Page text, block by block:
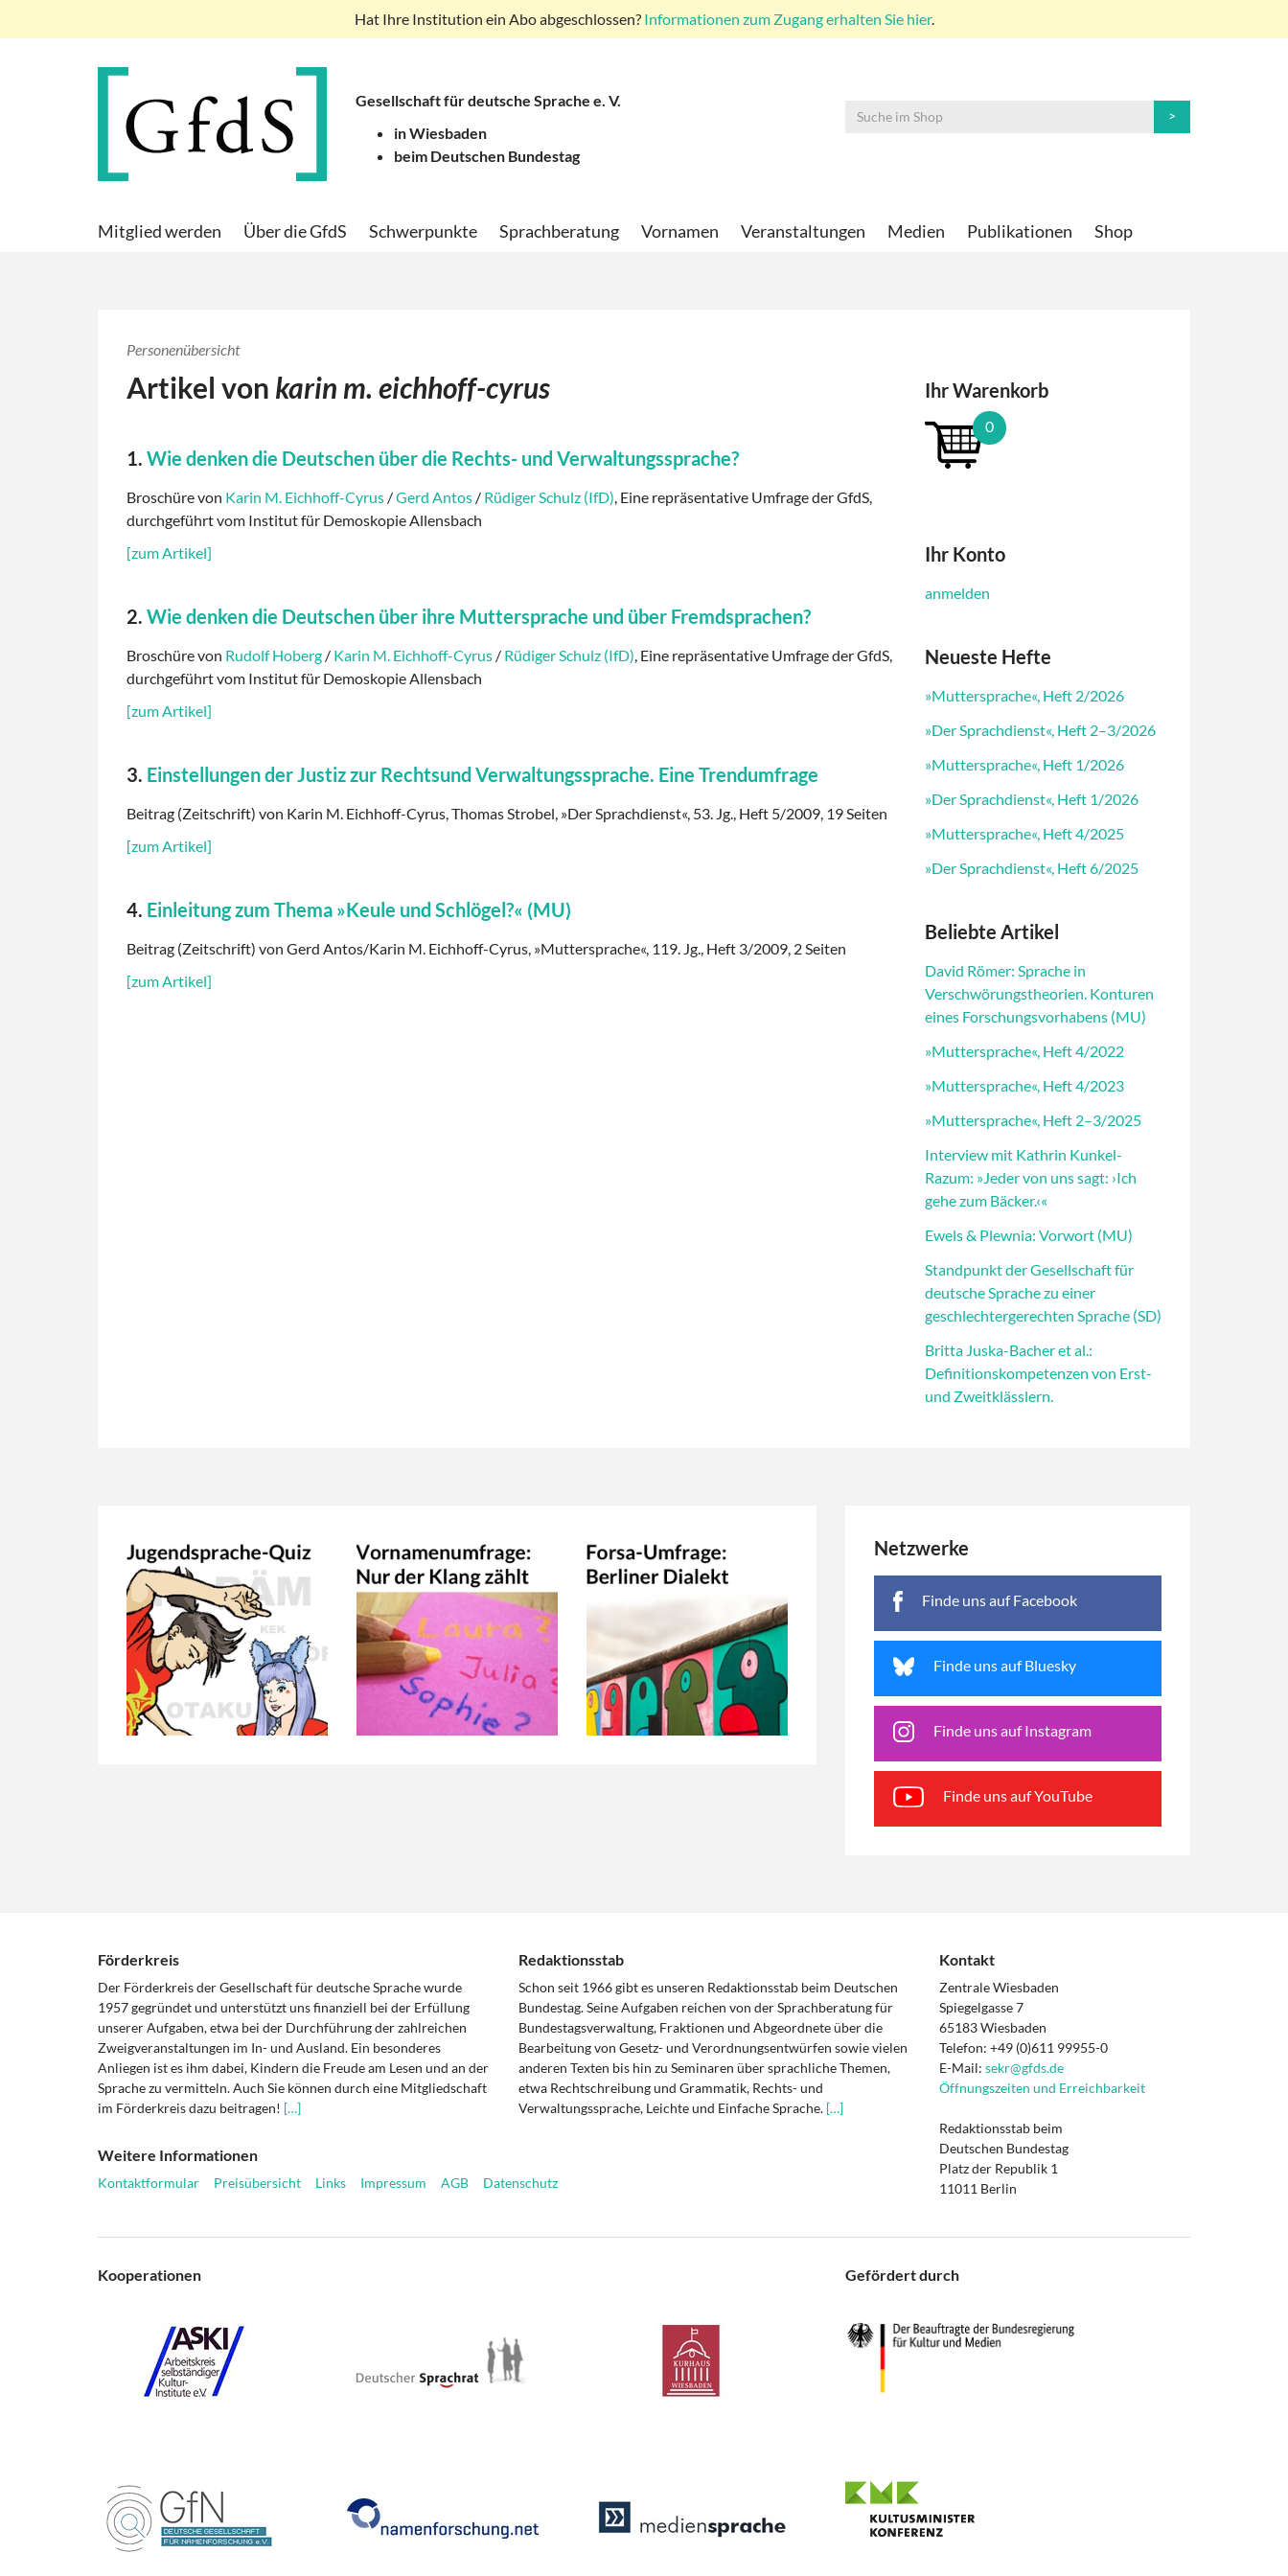
Hat Ihre Institution ein Abo abgeschlossen? Informationen zum Zugang erhalten Sie hier.
Gesellschaft für deutsche Sprache e. V.
in Wiesbaden
beim Deutschen Bundestag
Mitglied werden Über die GfdS Schwerpunkte Sprachberatung Vornamen Veranstaltungen Medien Publikationen Shop
Personenübersicht
Artikel von karin m. eichhoff-cyrus
1. Wie denken die Deutschen über die Rechts- und Verwaltungssprache?
Broschüre von Karin M. Eichhoff-Cyrus /Gerd Antos / Rüdiger Schulz (IfD), Eine repräsentative Umfrage der GfdS,
durchgeführt vom Institut für Demoskopie Allensbach
[zum Artikel]
2. Wie denken die Deutschen über ihre Muttersprache und über Fremdsprachen?
Broschüre von Rudolf Hoberg / Karin M. Eichhoff-Cyrus / Rüdiger Schulz (IfD), Eine repräsentative Umfrage der GfdS,
durchgeführt vom Institut für Demoskopie Allensbach
[zum Artikel]
3. Einstellungen der Justiz zur Rechtsund Verwaltungssprache. Eine Trendumfrage
Beitrag (Zeitschrift) von Karin M. Eichhoff-Cyrus, Thomas Strobel, »Der Sprachdienst«, 53. Jg., Heft 5/2009, 19 Seiten
[zum Artikel]
4. Einleitung zum Thema »Keule und Schlögel?« (MU)
Beitrag (Zeitschrift) von Gerd Antos/Karin M. Eichhoff-Cyrus, »Muttersprache«, 119. Jg., Heft 3/2009, 2 Seiten
[zum Artikel]
Ihr Warenkorb
0
Ihr Konto
anmelden
Neueste Hefte
»Muttersprache«, Heft 2/2026
»Der Sprachdienst«, Heft 2–3/2026
»Muttersprache«, Heft 1/2026
»Der Sprachdienst«, Heft 1/2026
»Muttersprache«, Heft 4/2025
»Der Sprachdienst«, Heft 6/2025
Beliebte Artikel
David Römer: Sprache in
Verschwörungstheorien. Konturen
eines Forschungsvorhabens (MU)
»Muttersprache«, Heft 4/2022
»Muttersprache«, Heft 4/2023
»Muttersprache«, Heft 2–3/2025
Interview mit Kathrin Kunkel-
Razum: »Jeder von uns sagt: ›Ich
gehe zum Bäcker.‹«
Ewels & Plewnia: Vorwort (MU)
Standpunkt der Gesellschaft für
deutsche Sprache zu einer
geschlechtergerechten Sprache (SD)
Britta Juska-Bacher et al.:
Definitionskompetenzen von Erst-
und Zweitklässlern.
Netzwerke
Finde uns auf Facebook
Finde uns auf Bluesky
Finde uns auf Instagram
Finde uns auf YouTube
Förderkreis
Der Förderkreis der Gesellschaft für deutsche Sprache wurde
1957 gegründet und unterstützt uns finanziell bei der Erfüllung
unserer Aufgaben, etwa bei der Durchführung der zahlreichen
Zweigveranstaltungen im In- und Ausland. Ein besonderes
Anliegen ist es ihm dabei, Kindern die Freude am Lesen und an der
Sprache zu vermitteln. Auch Sie können durch eine Mitgliedschaft
im Förderkreis dazu beitragen! […]
Redaktionsstab
Schon seit 1966 gibt es unseren Redaktionsstab beim Deutschen
Bundestag. Seine Aufgaben reichen von der Sprachberatung für
Bundestagsverwaltung, Fraktionen und Abgeordnete über die
Bearbeitung von Gesetz- und Verordnungsentwürfen sowie vielen
anderen Texten bis hin zu Seminaren über sprachliche Themen,
etwa Rechtschreibung und Grammatik, Rechts- und
Verwaltungssprache, Leichte und Einfache Sprache. […]
Weitere Informationen
Kontaktformular Preisübersicht Links Impressum AGB Datenschutz
Kontakt
Zentrale Wiesbaden
Spiegelgasse 7
65183 Wiesbaden
Telefon: +49 (0)611 99955-0
E-Mail: sekr@gfds.de
Öffnungszeiten und Erreichbarkeit
Redaktionsstab beim
Deutschen Bundestag
Platz der Republik 1
11011 Berlin
Kooperationen Gefördert durch